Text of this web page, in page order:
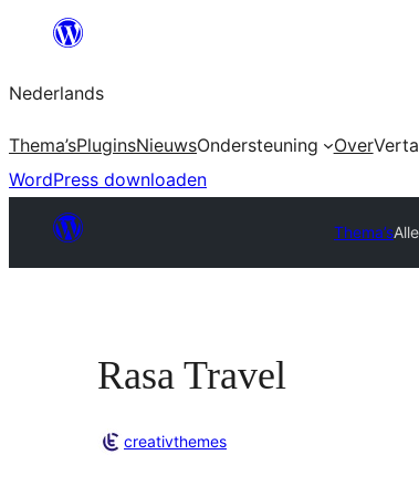
de
inhoud
Nederlands
Thema’sPluginsNieuwsOndersteuning Over
WordPress downloaden
Thema’s
Rasa Travel
creativthemes